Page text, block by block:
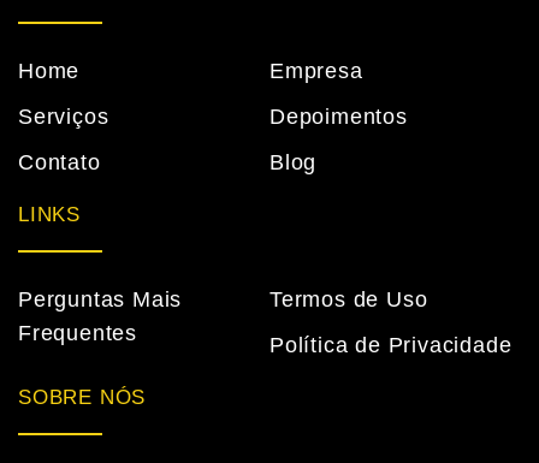
Home
Empresa
Serviços
Depoimentos
Contato
Blog
LINKS
Perguntas Mais
Frequentes
Termos de Uso
Política de Privacidade
SOBRE NÓS